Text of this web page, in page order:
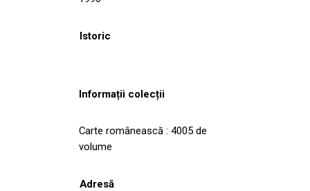
Istoric
Informații colecții
Carte românească : 4005 de
volume
Adresă